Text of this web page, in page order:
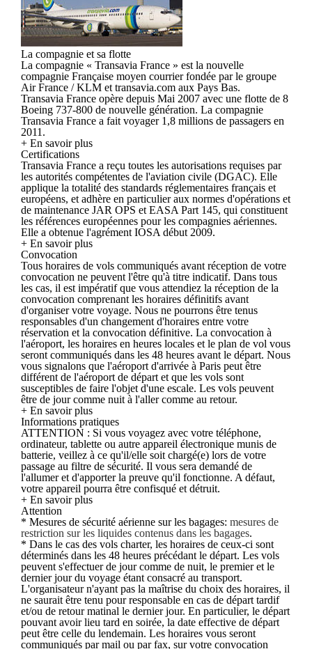
La compagnie et sa flotte
La compagnie « Transavia France » est la nouvelle
compagnie Française moyen courrier fondée par le groupe
Air France / KLM et transavia.com aux Pays Bas.
Transavia France opère depuis Mai 2007 avec une flotte de 8
Boeing 737-800 de nouvelle génération. La compagnie
Transavia France a fait voyager 1,8 millions de passagers en
2011.
+ En savoir plus
Certifications
Transavia France a reçu toutes les autorisations requises par
les autorités compétentes de l'aviation civile (DGAC). Elle
applique la totalité des standards réglementaires français et
européens, et adhère en particulier aux normes d'opérations et
de maintenance JAR OPS et EASA Part 145, qui constituent
les références européennes pour les compagnies aériennes.
Elle a obtenue l'agrément IOSA début 2009.
+ En savoir plus
Convocation
Tous horaires de vols communiqués avant réception de votre
convocation ne peuvent l'être qu'à titre indicatif. Dans tous
les cas, il est impératif que vous attendiez la réception de la
convocation comprenant les horaires définitifs avant
d'organiser votre voyage. Nous ne pourrons être tenus
responsables d'un changement d'horaires entre votre
réservation et la convocation définitive. La convocation à
l'aéroport, les horaires en heures locales et le plan de vol vous
seront communiqués dans les 48 heures avant le départ. Nous
vous signalons que l'aéroport d'arrivée à Paris peut être
différent de l'aéroport de départ et que les vols sont
susceptibles de faire l'objet d'une escale. Les vols peuvent
être de jour comme nuit à l'aller comme au retour.
+ En savoir plus
Informations pratiques
ATTENTION : Si vous voyagez avec votre téléphone,
ordinateur, tablette ou autre appareil électronique munis de
batterie, veillez à ce qu'il/elle soit chargé(e) lors de votre
passage au filtre de sécurité. Il vous sera demandé de
l'allumer et d'apporter la preuve qu'il fonctionne. A défaut,
votre appareil pourra être confisqué et détruit.
+ En savoir plus
Attention
* Mesures de sécurité aérienne sur les bagages: mesures de
restriction sur les liquides contenus dans les bagages.
* Dans le cas des vols charter, les horaires de ceux-ci sont
déterminés dans les 48 heures précédant le départ. Les vols
peuvent s'effectuer de jour comme de nuit, le premier et le
dernier jour du voyage étant consacré au transport.
L'organisateur n'ayant pas la maîtrise du choix des horaires, il
ne saurait être tenu pour responsable en cas de départ tardif
et/ou de retour matinal le dernier jour. En particulier, le départ
pouvant avoir lieu tard en soirée, la date effective de départ
peut être celle du lendemain. Les horaires vous seront
communiqués par mail ou par fax, sur votre convocation